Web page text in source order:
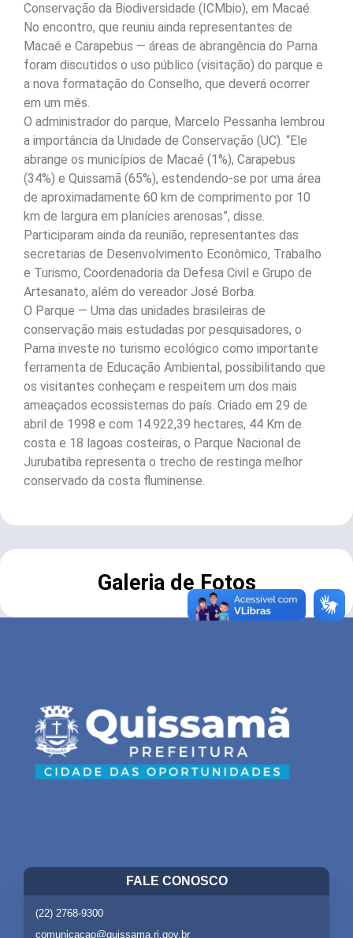
Conservação da Biodiversidade (ICMbio), em Macaé.
No encontro, que reuniu ainda representantes de
Macaé e Carapebus — áreas de abrangência do Parna
foram discutidos o uso público (visitação) do parque e
a nova formatação do Conselho, que deverá ocorrer
em um mês.
O administrador do parque, Marcelo Pessanha lembrou
a importância da Unidade de Conservação (UC). “Ele
abrange os municípios de Macaé (1%), Carapebus
(34%) e Quissamã (65%), estendendo-se por uma área
de aproximadamente 60 km de comprimento por 10
km de largura em planícies arenosas”, disse.
Participaram ainda da reunião, representantes das
secretarias de Desenvolvimento Econômico, Trabalho
e Turismo, Coordenadoria da Defesa Civil e Grupo de
Artesanato, além do vereador José Borba.
O Parque — Uma das unidades brasileiras de
conservação mais estudadas por pesquisadores, o
Parna investe no turismo ecológico como importante
ferramenta de Educação Ambiental, possibilitando que
os visitantes conheçam e respeitem um dos mais
ameaçados ecossistemas do país. Criado em 29 de
abril de 1998 e com 14.922,39 hectares, 44 Km de
costa e 18 lagoas costeiras, o Parque Nacional de
Jurubatiba representa o trecho de restinga melhor
conservado da costa fluminense.
Galeria de Fotos
FALE CONOSCO
(22) 2768-9300
comunicacao@quissama.rj.gov.br